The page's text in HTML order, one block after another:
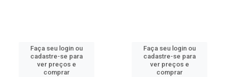
Faça seu login ou
cadastre-se para
ver preços e
comprar
Faça seu login ou
cadastre-se para
ver preços e
comprar